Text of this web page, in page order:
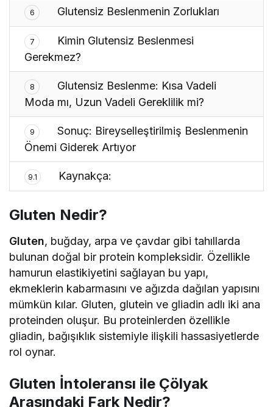
6 Glutensiz Beslenmenin Zorlukları
7
Kimin Glutensiz Beslenmesi
Gerekmez?
8
Glutensiz Beslenme: Kısa Vadeli
Moda mı, Uzun Vadeli Gereklilik mi?
9
Sonuç: Bireyselleştirilmiş Beslenmenin
Önemi Giderek Artıyor
9.1 Kaynakça:
Gluten Nedir?
Gluten, buğday, arpa ve çavdar gibi tahıllarda
bulunan doğal bir protein kompleksidir. Özellikle
hamurun elastikiyetini sağlayan bu yapı,
ekmeklerin kabarmasını ve ağızda dağılan yapısını
mümkün kılar. Gluten, glutein ve gliadin adlı iki ana
proteinden oluşur. Bu proteinlerden özellikle
gliadin, bağışıklık sistemiyle ilişkili hassasiyetlerde
rol oynar.
Gluten İntoleransı ile Çölyak
Arasındaki Fark Nedir?